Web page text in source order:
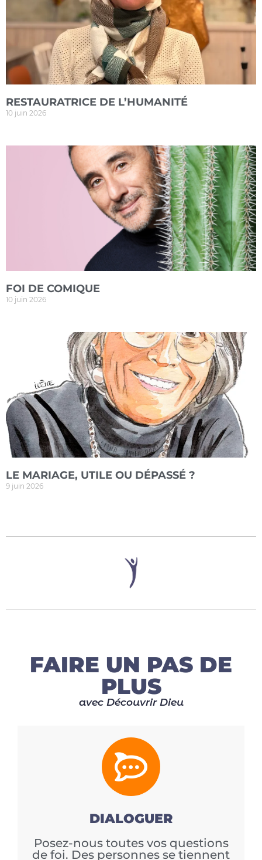
RESTAURATRICE DE L’HUMANITÉ
10 juin 2026
FOI DE COMIQUE
10 juin 2026
LE MARIAGE, UTILE OU DÉPASSÉ ?
9 juin 2026
FAIRE UN PAS DE
PLUS
avec Découvrir Dieu
DIALOGUER
Posez-nous toutes vos questions
de foi. Des personnes se tiennent